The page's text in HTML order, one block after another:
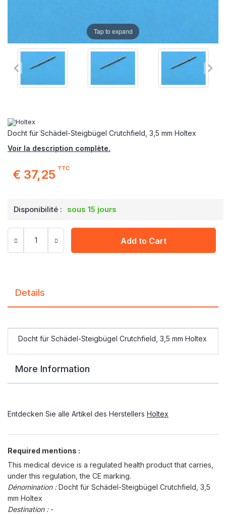
Docht für Schädel-Steigbügel Crutchfield, 3,5 mm Holtex
Voir la description complète.
€ 37,25 TTC
Disponibilité : sous 15 jours
Add to Cart
Tap to expand
Details
Docht für Schädel-Steigbügel Crutchfield, 3,5 mm Holtex
More Information
Entdecken Sie alle Artikel des Herstellers Holtex
Required mentions :
This medical device is a regulated health product that carries,
under this regulation, the CE marking.
Dénomination :Docht für Schädel-Steigbügel Crutchfield, 3,5
mm Holtex
Destination : -